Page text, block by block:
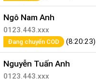
Ngô Nam Anh
0123.443.xxx
Đang chuyển COD (8:20:23)
Nguyễn Tuấn Anh
0123.443.xxx